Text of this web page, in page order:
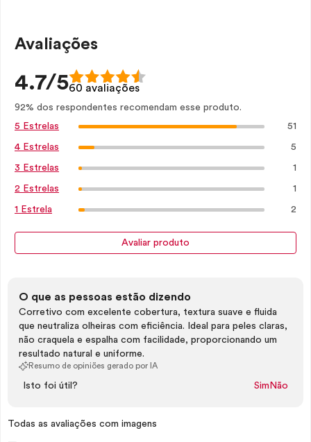
Avaliações
4.7/560 avaliações
92% dos respondentes recomendam esse produto.
5 Estrelas
51
4 Estrelas 5
3 Estrelas 1
2 Estrelas 1
1 Estrela 2
Avaliar produto
O que as pessoas estão dizendo
Corretivo com excelente cobertura, textura suave e fluida
que neutraliza olheiras com eficiência. Ideal para peles claras,
não craquela e espalha com facilidade, proporcionando um
resultado natural e uniforme.
Resumo de opiniões gerado por IA
Isto foi útil? Sim Não
Todas as avaliações com imagens